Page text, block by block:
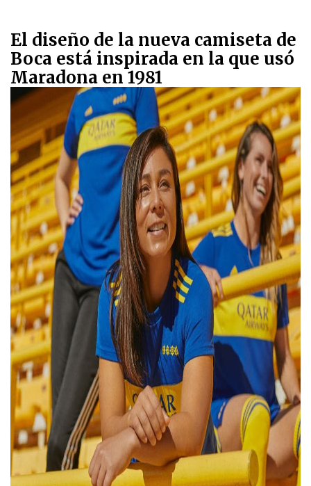
El diseño de la nueva camiseta de
Boca está inspirada en la que usó
Maradona en 1981